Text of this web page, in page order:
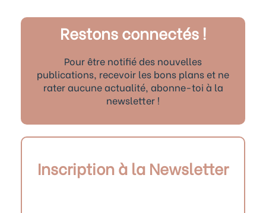
Restons connectés !
Pour être notifié des nouvelles
publications, recevoir les bons plans et ne
rater aucune actualité, abonne-toi à la
newsletter !
Inscription à la Newsletter